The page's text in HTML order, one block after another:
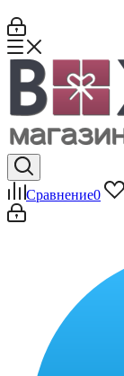
Сравнение0